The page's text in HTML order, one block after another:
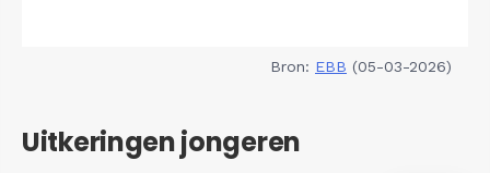
Bron: EBB (05-03-2026)
Uitkeringen jongeren